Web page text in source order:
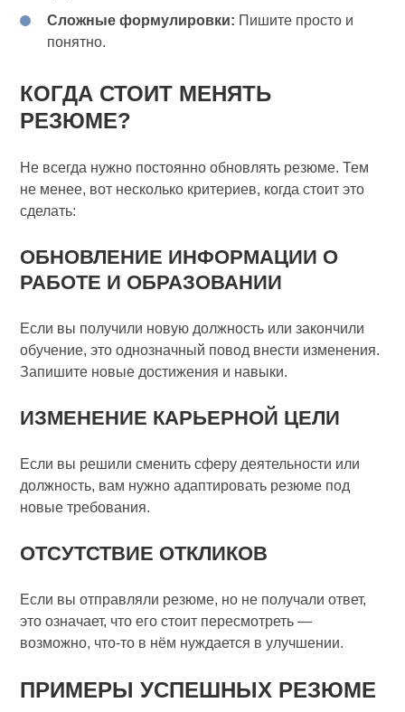
Сложные формулировки: Пишите просто и
понятно.
КОГДА СТОИТ МЕНЯТЬ
РЕЗЮМЕ?
Не всегда нужно постоянно обновлять резюме. Тем
не менее, вот несколько критериев, когда стоит это
сделать:
ОБНОВЛЕНИЕ ИНФОРМАЦИИ О
РАБОТЕ И ОБРАЗОВАНИИ
Если вы получили новую должность или закончили
обучение, это однозначный повод внести изменения.
Запишите новые достижения и навыки.
ИЗМЕНЕНИЕ КАРЬЕРНОЙ ЦЕЛИ
Если вы решили сменить сферу деятельности или
должность, вам нужно адаптировать резюме под
новые требования.
ОТСУТСТВИЕ ОТКЛИКОВ
Если вы отправляли резюме, но не получали ответ,
это означает, что его стоит пересмотреть —
возможно, что-то в нём нуждается в улучшении.
ПРИМЕРЫ УСПЕШНЫХ РЕЗЮМЕ